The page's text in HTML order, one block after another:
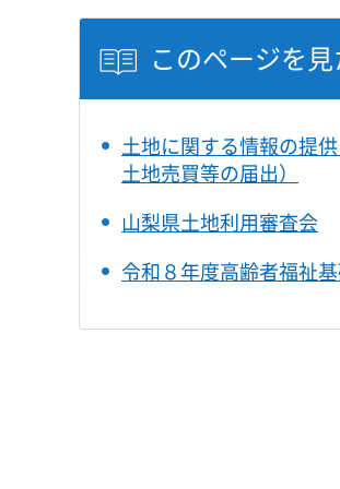
このページを
土地に関する情報の提
土地売買等の届出）
山梨県土地利用審査会
令和８年度高齢者福祉